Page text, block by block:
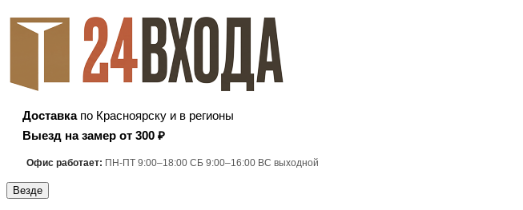
Доставкапо Красноярску и в регионы
Выезд на замер от 300 ₽
Офис работает: ПН-ПТ 9:00–18:00 СБ 9:00–16:00 ВС выходной
Везде